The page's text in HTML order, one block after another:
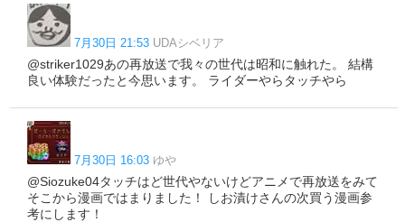
7月30日 21:53 UDAシベリア
@striker1029あの再放送で我々の世代は昭和に触れた。 結構
良い体験だったと今思います。 ライダーやらタッチやら
7月30日 16:03 ゆや
@Siozuke04タッチはど世代やないけどアニメで再放送をみて
そこから漫画ではまりました！ しお漬けさんの次買う漫画参
考にします！